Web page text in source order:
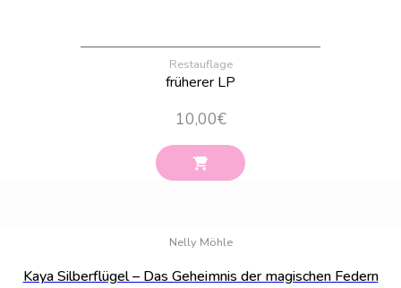
Restauflage
früherer LP
10,00€
Nelly Möhle
Kaya Silberflügel – Das Geheimnis der magischen Federn